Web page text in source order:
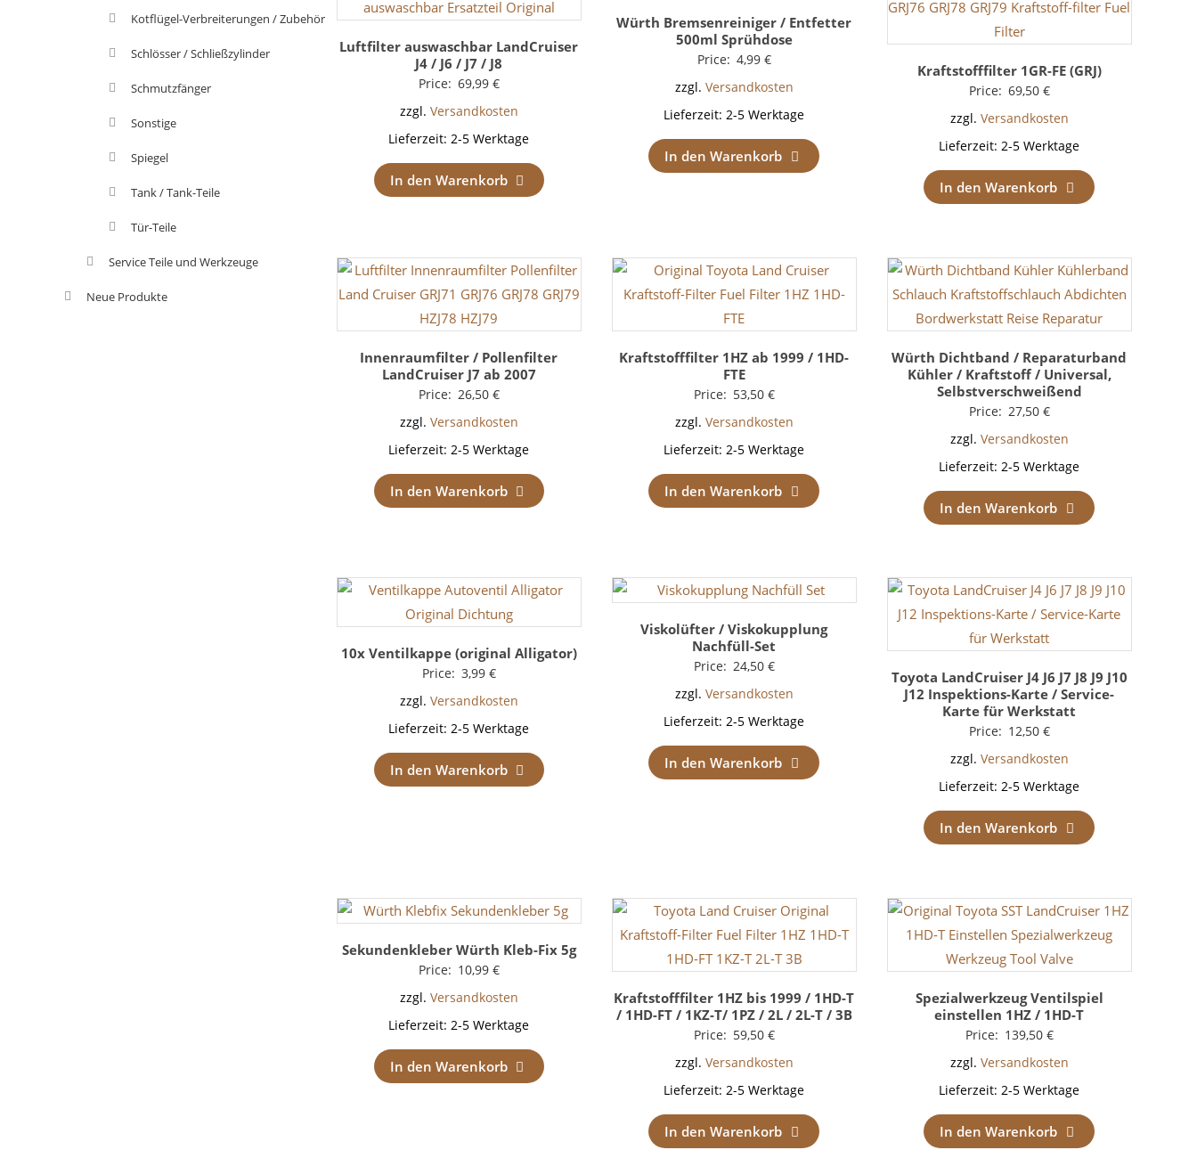
Luftfilter auswaschbar LandCruiser
J4 / J6 / J7 / J8
Price: 69,99 €
zzgl. Versandkosten
Lieferzeit:2-5 Werktage
In den Warenkorb
Würth Bremsenreiniger / Entfetter
500ml Sprühdose
Price: 4,99 €
zzgl. Versandkosten
Lieferzeit:2-5 Werktage
In den Warenkorb
Kraftstofffilter 1GR-FE (GRJ)
Price: 69,50 €
zzgl. Versandkosten
Lieferzeit:2-5 Werktage
In den Warenkorb
Innenraumfilter / Pollenfilter
LandCruiser J7 ab 2007
Price: 26,50 €
zzgl. Versandkosten
Lieferzeit:2-5 Werktage
In den Warenkorb
Kraftstofffilter 1HZ ab 1999 / 1HD-
FTE
Price: 53,50 €
zzgl. Versandkosten
Lieferzeit:2-5 Werktage
In den Warenkorb
Würth Dichtband / Reparaturband
Kühler / Kraftstoff / Universal,
Selbstverschweißend
Price: 27,50 €
zzgl. Versandkosten
Lieferzeit:2-5 Werktage
In den Warenkorb
10x Ventilkappe (original Alligator)
Price: 3,99 €
zzgl. Versandkosten
Lieferzeit:2-5 Werktage
In den Warenkorb
Viskolüfter / Viskokupplung
Nachfüll-Set
Price: 24,50 €
zzgl. Versandkosten
Lieferzeit:2-5 Werktage
In den Warenkorb
Toyota LandCruiser J4 J6 J7 J8 J9 J10
J12 Inspektions-Karte / Service-
Karte für Werkstatt
Price: 12,50 €
zzgl. Versandkosten
Lieferzeit:2-5 Werktage
In den Warenkorb
Sekundenkleber Würth Kleb-Fix 5g
Price: 10,99 €
zzgl. Versandkosten
Lieferzeit:2-5 Werktage
In den Warenkorb
Kraftstofffilter 1HZ bis 1999 / 1HD-T
/ 1HD-FT / 1KZ-T/ 1PZ / 2L / 2L-T / 3B
Price: 59,50 €
zzgl. Versandkosten
Lieferzeit:2-5 Werktage
In den Warenkorb
Spezialwerkzeug Ventilspiel
einstellen 1HZ / 1HD-T
Price: 139,50 €
zzgl. Versandkosten
Lieferzeit:2-5 Werktage
In den Warenkorb
Kotflügel-Verbreiterungen / Zubehör
Schlösser / Schließzylinder
Schmutzfänger
Sonstige
Spiegel
Tank / Tank-Teile
Tür-Teile
Service Teile und Werkzeuge
Neue Produkte